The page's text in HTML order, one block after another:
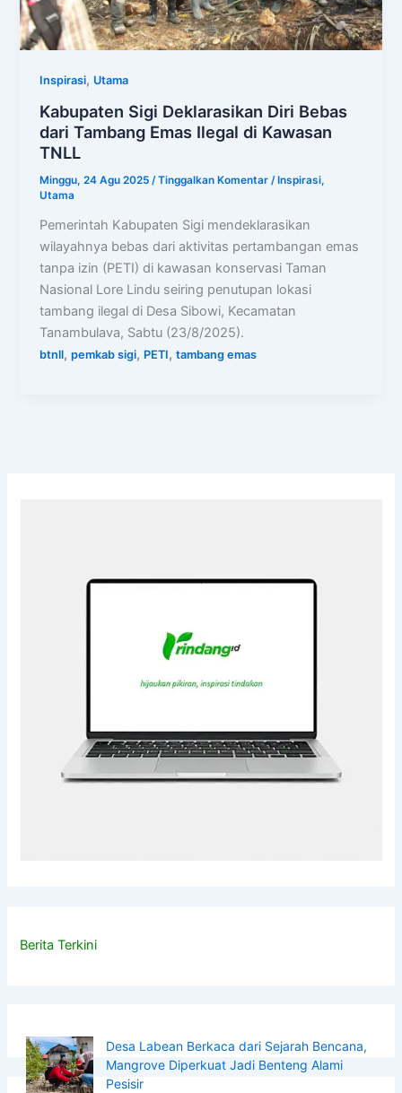
Inspirasi, Utama
Kabupaten Sigi Deklarasikan Diri Bebas
dari Tambang Emas Ilegal di Kawasan
TNLL
Minggu, 24 Agu 2025/Tinggalkan Komentar / Inspirasi,
Utama
Pemerintah Kabupaten Sigi mendeklarasikan
wilayahnya bebas dari aktivitas pertambangan emas
tanpa izin (PETI) di kawasan konservasi Taman
Nasional Lore Lindu seiring penutupan lokasi
tambang ilegal di Desa Sibowi, Kecamatan
Tanambulava, Sabtu (23/8/2025).
btnll,pemkab sigi, PETI,tambang emas
Berita Terkini
Desa Labean Berkaca dari Sejarah Bencana,
Mangrove Diperkuat Jadi Benteng Alami
Pesisir